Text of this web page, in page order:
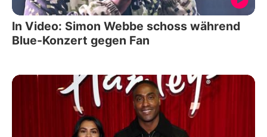
In Video: Simon Webbe schoss während
Blue-Konzert gegen Fan